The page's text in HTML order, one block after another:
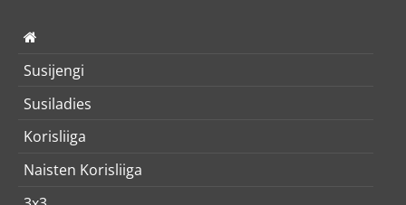
Susijengi
Susiladies
Korisliiga
Naisten Korisliiga